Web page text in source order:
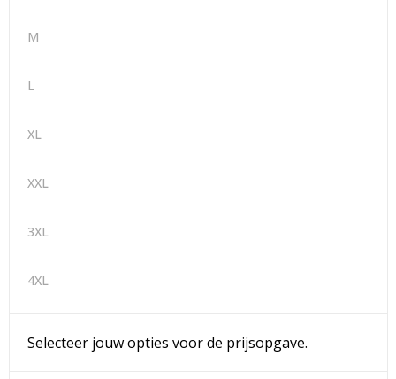
M
L
XL
XXL
3XL
4XL
Selecteer jouw opties voor de prijsopgave.